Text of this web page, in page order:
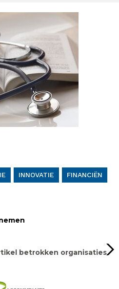
INNOVATIE FINANCIËN
betrokken organisaties